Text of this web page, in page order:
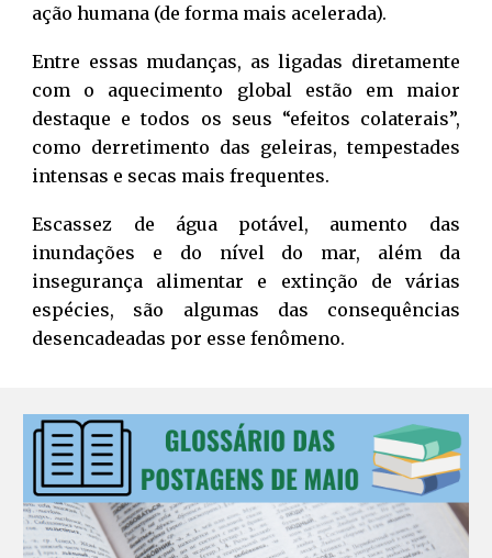
ação humana (de forma mais acelerada).
Entre essas mudanças, as ligadas diretamente
com o aquecimento global estão em maior
destaque e todos os seus “efeitos colaterais”,
como derretimento das geleiras, tempestades
intensas e secas mais frequentes.
Escassez de água potável, aumento das
inundações e do nível do mar, além da
insegurança alimentar e extinção de várias
espécies, são algumas das consequências
desencadeadas por esse fenômeno.